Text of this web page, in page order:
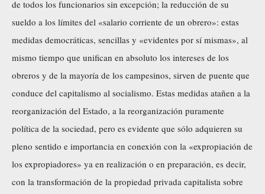
de todos los funcionarios sin excepción; la reducción de su
sueldo a los límites del «salario corriente de un obrero»: estas
medidas democráticas, sencillas y «evidentes por sí mismas», al
mismo tiempo que unifican en absoluto los intereses de los
obreros y de la mayoría de los campesinos, sirven de puente que
conduce del capitalismo al socialismo. Estas medidas atañen a la
reorganización del Estado, a la reorganización puramente
política de la sociedad, pero es evidente que sólo adquieren su
pleno sentido e importancia en conexión con la «expropiación de
los expropiadores» ya en realización o en preparación, es decir,
con la transformación de la propiedad privada capitalista sobre